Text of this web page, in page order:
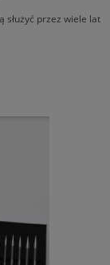
służyć przez wiele lat